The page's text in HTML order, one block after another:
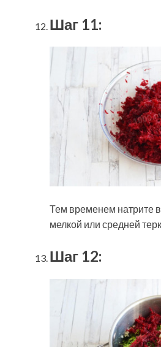
Шаг 11:
Тем временем натрите
мелкой или средней
Шаг 12: